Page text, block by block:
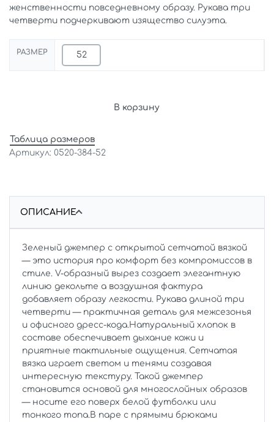
женственности повседневному образу. Рукава три
четверти подчеркивают изящество силуэта.
РАЗМЕР 52
В корзину
Таблица размеров
0520-384-52
ОПИСАНИЕ
Зеленый джемпер с открытой сетчатой вязкой
— это история про комфорт без компромиссов в
стиле. V-образный вырез создает элегантную
линию декольте а воздушная фактура
добавляет образу легкости. Рукава длиной три
четверти — практичная деталь для межсезонья
и офисного дресс-кода.Натуральный хлопок в
составе обеспечивает дыхание кожи и
приятные тактильные ощущения. Сетчатая
вязка играет светом и тенями создавая
интересную текстуру. Такой джемпер
становится основой для многослойных образов
— носите его поверх белой футболки или
тонкого топа.В паре с прямыми брюками